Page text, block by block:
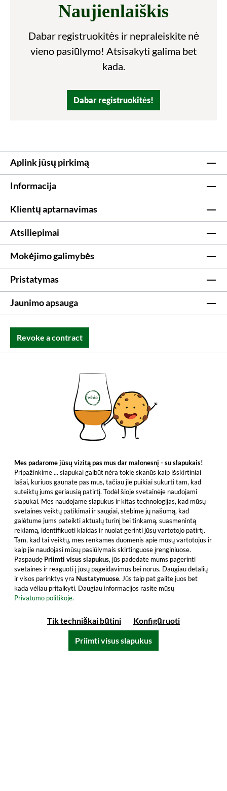
Naujienlaiškis
Dabar registruokitės ir nepraleiskite nė
vieno pasiūlymo! Atsisakyti galima bet
kada.
Dabar registruokitės!
Aplink jūsų pirkimą
Informacija
Klientų aptarnavimas
Atsiliepimai
Mokėjimo galimybės
Pristatymas
Jaunimo apsauga
Revoke a contract
Lietuva
*Lietuvoje 2–3 dienos standartiniu siuntimu | **Mažiausia
bendra kaina per pastarąsias 30 dienų prieš kainų
sumažinimą.
orientaciniai duomenys, pagrįsti dabartiniu ECB valiutų kursu
| © 2026 Whic GmbH | Impressum
Mes padarome jūsų vizitą pas mus dar malonesnį - su slapukais!
Pripažinkime ... slapukai galbūt nėra tokie skanūs kaip išskirtiniai
lašai, kuriuos gaunate pas mus, tačiau jie puikiai sukurti tam, kad
suteiktų jums geriausią patirtį. Todėl šioje svetainėje naudojami
slapukai. Mes naudojame slapukus ir kitas technologijas, kad mūsų
svetainės veiktų patikimai ir saugiai, stebime jų našumą, kad
galėtume jums pateikti aktualų turinį bei tinkamą, suasmenintą
reklamą, identifikuoti klaidas ir nuolat gerinti jūsų vartotojo patirtį.
Tam, kad tai veiktų, mes renkamės duomenis apie mūsų vartotojus ir
kaip jie naudojasi mūsų pasiūlymais skirtinguose įrenginiuose.
Paspaudę Priimti visus slapukus, jūs padedate mums pagerinti
svetaines ir reaguoti į jūsų pageidavimus bei norus. Daugiau detalių
ir visos parinktys yra Nustatymuose. Jūs taip pat galite juos bet
kada vėliau pritaikyti. Daugiau informacijos rasite mūsų
Privatumo politikoje.
Tik techniškai būtini Konfigūruoti
Priimti visus slapukus